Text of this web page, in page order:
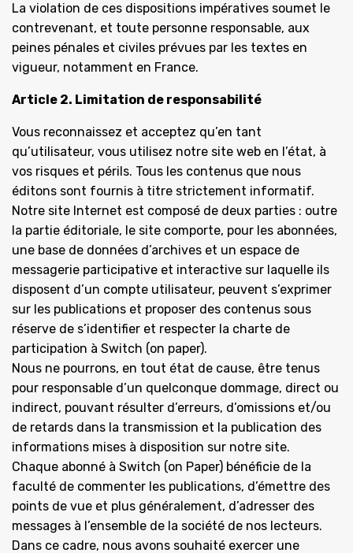
La violation de ces dispositions impératives soumet le
contrevenant, et toute personne responsable, aux
peines pénales et civiles prévues par les textes en
vigueur, notamment en France.
Article 2. Limitation de responsabilité
Vous reconnaissez et acceptez qu’en tant
qu’utilisateur, vous utilisez notre site web en l’état, à
vos risques et périls. Tous les contenus que nous
éditons sont fournis à titre strictement informatif.
Notre site Internet est composé de deux parties : outre
la partie éditoriale, le site comporte, pour les abonnées,
une base de données d’archives et un espace de
messagerie participative et interactive sur laquelle ils
disposent d’un compte utilisateur, peuvent s’exprimer
sur les publications et proposer des contenus sous
réserve de s’identifier et respecter la charte de
participation à Switch (on paper).
Nous ne pourrons, en tout état de cause, être tenus
pour responsable d’un quelconque dommage, direct ou
indirect, pouvant résulter d’erreurs, d’omissions et/ou
de retards dans la transmission et la publication des
informations mises à disposition sur notre site.
Chaque abonné à Switch (on Paper) bénéficie de la
faculté de commenter les publications, d’émettre des
points de vue et plus généralement, d’adresser des
messages à l’ensemble de la société de nos lecteurs.
Dans ce cadre, nous avons souhaité exercer une